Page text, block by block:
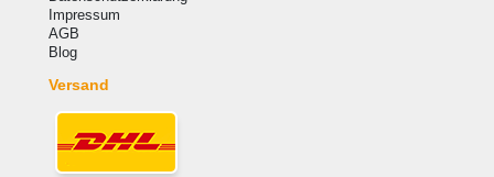
Impressum
AGB
Blog
Versand